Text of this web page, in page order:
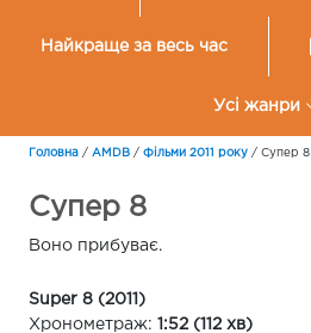
Найкраще за весь час
Усі жанри
Головна / AMDB / Фільми 2011 року / Супер 8
Супер 8
Воно прибуває.
Super 8 (2011)
Хронометраж: 1:52 (112 хв)